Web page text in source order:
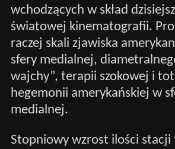
wchodzących w skład
światowej kinematografii.
raczej skali zjawiska
sfery medialnej,
wajchy”, terapii szokowej i
hegemonii amerykańskiej w
medialnej.
Stopniowy wzrost ilości stacji